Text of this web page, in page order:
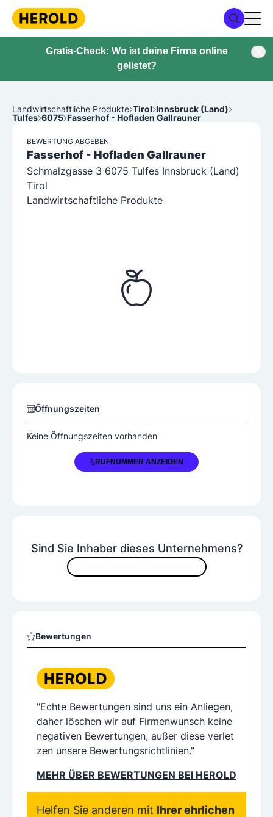
Gratis-Check: Wo ist deine Firma online
gelistet?
Landwirtschaftliche Produkte Tirol Innsbruck (Land)
Tulfes 6075 Fasserhof - Hofladen Gallrauner
BEWERTUNG ABGEBEN
Fasserhof - Hofladen Gallrauner
Schmalzgasse 3 6075 Tulfes Innsbruck (Land)
Tirol
Landwirtschaftliche Produkte
Sind Sie Inhaber dieses Unternehmens?
Bewertungen
"Echte Bewertungen sind uns ein Anliegen,
daher löschen wir auf Firmenwunsch keine
negativen Bewertungen, außer diese verlet
zen unsere Bewertungsrichtlinien."
MEHR ÜBER BEWERTUNGEN BEI HEROLD
Helfen Sie anderen mit Ihrer ehrlichen
Öffnungszeiten
Keine Öffnungszeiten vorhanden
+43 5223 78292RUFNUMMER ANZEIGEN